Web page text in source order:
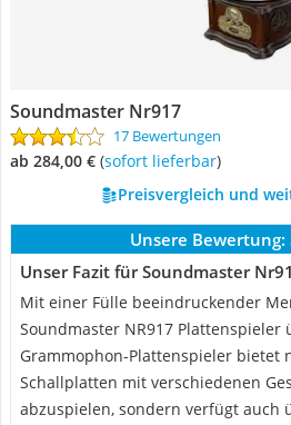
Soundmaster Nr917
17 Bewertungen
ab 284,00 € ( Sofort lieferbar)
Preisvergleich und
Unsere Bewertung:
Unser Fazit für Soundmaster
Mit einer Fülle beeindruckender
Soundmaster NR917 Plattenspieler
Grammophon-Plattenspieler bietet
Schallplatten mit verschiedenen
abzuspielen, sondern verfügt auch